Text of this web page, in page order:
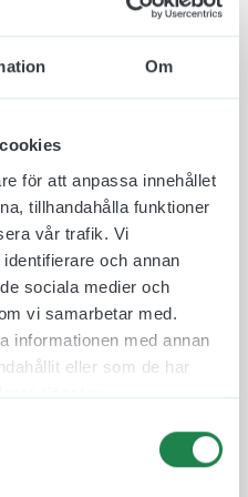
Om
för att anpassa innehållet
tillhandahålla funktioner
vår trafik. Vi
och annan
sociala medier och
vi samarbetar med.
informationen med annan
eller som de har
Önskar ni
exempelvis byta språk
för